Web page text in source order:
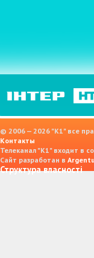
© 2006 — 2026 "K1" все
Контакты
Телеканал "К1" входит в
Сайт разработан в
Структура власності